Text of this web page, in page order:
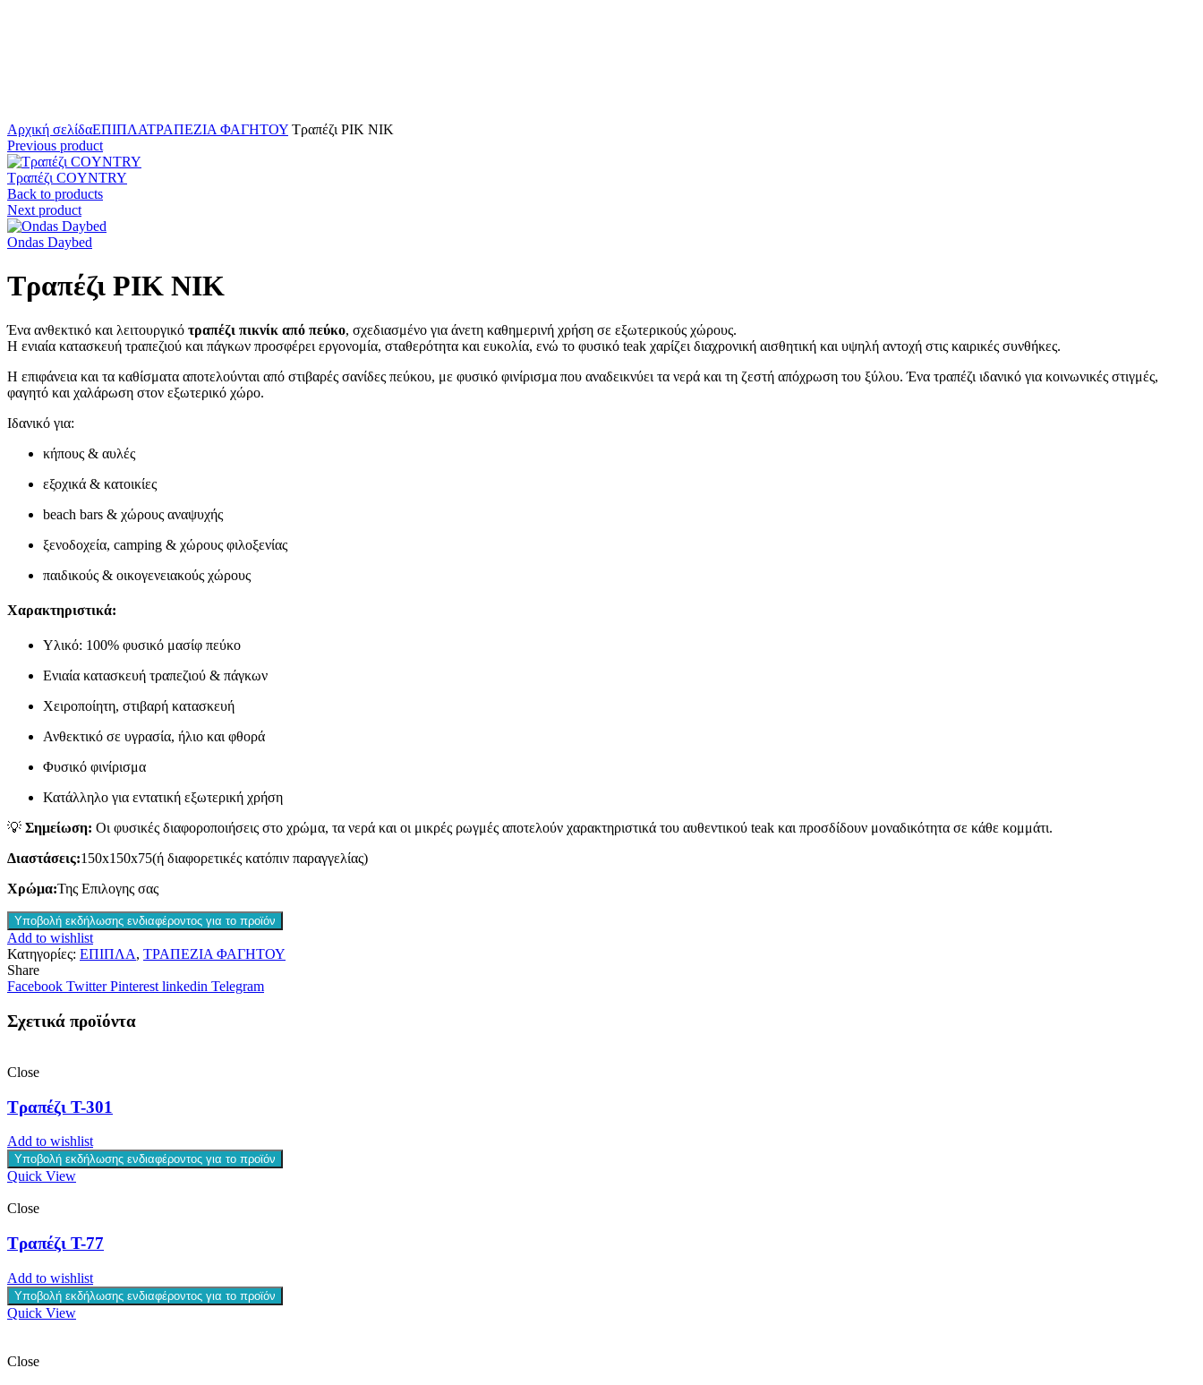
Αρχική σελίδαΕΠΙΠΛΑΤΡΑΠΕΖΙΑ ΦΑΓΗΤΟΥ Τραπέζι PIK NIK
Previous product
Τραπέζι COYNTRY
Back to products
Next product
Ondas Daybed
Τραπέζι PIK NIK
Ένα ανθεκτικό και λειτουργικό τραπέζι πικνίκ από πεύκο, σχεδιασμένο για άνετη καθημερινή χρήση σε εξωτερικούς χώρους.
Η ενιαία κατασκευή τραπεζιού και πάγκων προσφέρει εργονομία, σταθερότητα και ευκολία, ενώ το φυσικό teak χαρίζει διαχρονική αισθητική και υψηλή αντοχή στις καιρικές συνθήκες.
Η επιφάνεια και τα καθίσματα αποτελούνται από στιβαρές σανίδες πεύκου, με φυσικό φινίρισμα που αναδεικνύει τα νερά και τη ζεστή απόχρωση του ξύλου. Ένα τραπέζι ιδανικό για κοινωνικές στιγμές,
φαγητό και χαλάρωση στον εξωτερικό χώρο.
Ιδανικό για:
κήπους & αυλές
εξοχικά & κατοικίες
beach bars & χώρους αναψυχής
ξενοδοχεία, camping & χώρους φιλοξενίας
παιδικούς & οικογενειακούς χώρους
Χαρακτηριστικά:
Υλικό: 100% φυσικό μασίφ πεύκο
Ενιαία κατασκευή τραπεζιού & πάγκων
Χειροποίητη, στιβαρή κατασκευή
Ανθεκτικό σε υγρασία, ήλιο και φθορά
Φυσικό φινίρισμα
Κατάλληλο για εντατική εξωτερική χρήση
💡 Σημείωση: Οι φυσικές διαφοροποιήσεις στο χρώμα, τα νερά και οι μικρές ρωγμές αποτελούν χαρακτηριστικά του αυθεντικού teak και προσδίδουν μοναδικότητα σε κάθε κομμάτι.
Διαστάσεις:150x150x75(ή διαφορετικές κατόπιν παραγγελίας)
Χρώμα:Της Επιλογης σας
Υποβολή εκδήλωσης ενδιαφέροντος για το προϊόν
Add to wishlist
Κατηγορίες: ΕΠΙΠΛΑ, ΤΡΑΠΕΖΙΑ ΦΑΓΗΤΟΥ
Share
Facebook Twitter Pinterest linkedin Telegram
Σχετικά προϊόντα
Close
Τραπέζι T-301
Add to wishlist
Υποβολή εκδήλωσης ενδιαφέροντος για το προϊόν
Quick View
Close
Τραπέζι T-77
Add to wishlist
Υποβολή εκδήλωσης ενδιαφέροντος για το προϊόν
Quick View
Close